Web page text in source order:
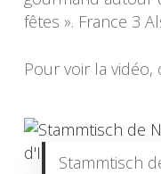
fêtes ». France 3
Pour voir la
Stammtisch